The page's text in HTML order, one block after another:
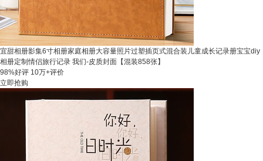
宜甜相册影集6寸相册家庭相册大容量照片过塑插页式混合装儿童成长记录册宝宝diy
相册定制情侣旅行记录 我们-皮质封面【混装858张】
98%好评 10万+评价
立即抢购